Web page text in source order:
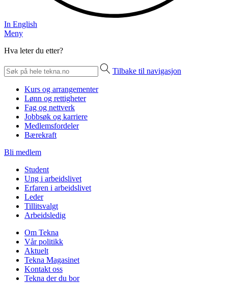
In English
Meny
Hva leter du etter?
Tilbake til navigasjon
Kurs og arrangementer
Lønn og rettigheter
Fag og nettverk
Jobbsøk og karriere
Medlemsfordeler
Bærekraft
Bli medlem
Student
Ung i arbeidslivet
Erfaren i arbeidslivet
Leder
Tillitsvalgt
Arbeidsledig
Om Tekna
Vår politikk
Aktuelt
Tekna Magasinet
Kontakt oss
Tekna der du bor